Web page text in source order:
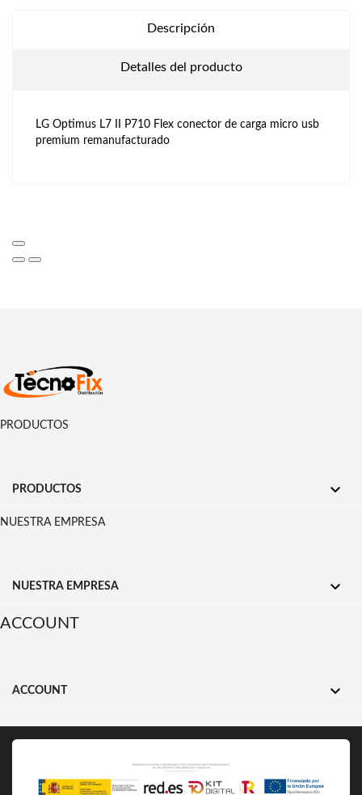
Descripción
Detalles del producto
LG Optimus L7 II P710 Flex conector de carga micro usb
premium remanufacturado
PRODUCTOS
PRODUCTOS 
NUESTRA EMPRESA
NUESTRA EMPRESA 
ACCOUNT
ACCOUNT 